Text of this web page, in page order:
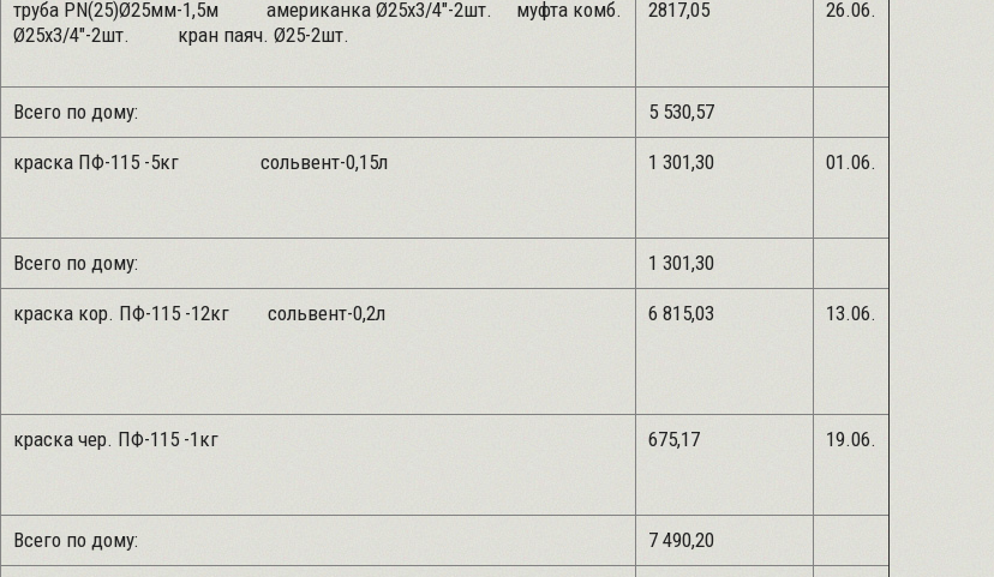
труба PN(25)Ø25мм-1,5м американка Ø25х3/4"-2шт. муфта комб.
Ø25х3/4"-2шт. кран паяч. Ø25-2шт.
2817,05 26.06.
Всего по дому: 5 530,57
краска ПФ-115 -5кг сольвент-0,15л 1 301,30 01.06.
Всего по дому: 1 301,30
краска кор. ПФ-115 -12кг сольвент-0,2л 6 815,03 13.06.
краска чер. ПФ-115 -1кг 675,17 19.06.
Всего по дому: 7 490,20